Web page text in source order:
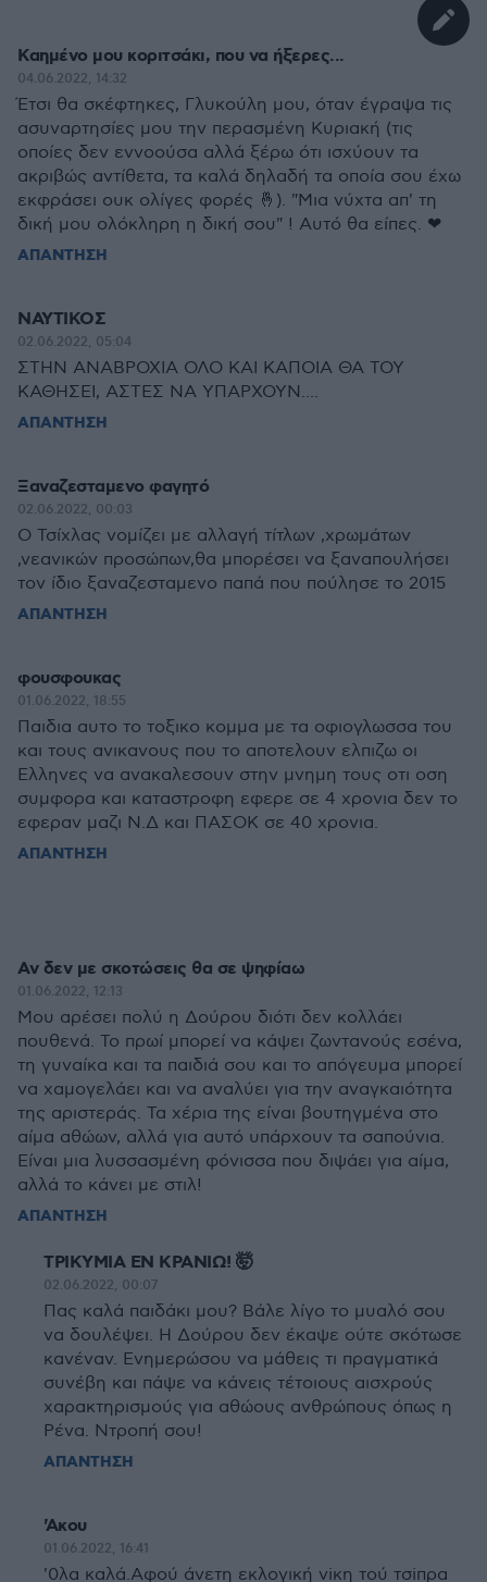
Καημένο μου κοριτσάκι, που να ήξερες...
04.06.2022, 14:32
Έτσι θα σκέφτηκες, Γλυκούλη μου, όταν έγραψα τις
ασυναρτησίες μου την περασμένη Κυριακή (τις
οποίες δεν εννοούσα αλλά ξέρω ότι ισχύουν τα
ακριβώς αντίθετα, τα καλά δηλαδή τα οποία σου έχω
εκφράσει ουκ ολίγες φορές 🤞). "Μια νύχτα απ' τη
δική μου ολόκληρη η δική σου" ! Αυτό θα είπες. ❤
ΑΠΑΝΤΗΣΗ
ΝΑΥΤΙΚΟΣ
02.06.2022, 05:04
ΣΤΗΝ ΑΝΑΒΡΟΧΙΑ ΟΛΟ ΚΑΙ ΚΑΠΟΙΑ ΘΑ ΤΟΥ
ΚΑΘΗΣΕΙ, ΑΣΤΕΣ ΝΑ ΥΠΑΡΧΟΥΝ....
ΑΠΑΝΤΗΣΗ
Ξαναζεσταμενο φαγητό
02.06.2022, 00:03
Ο Τσίχλας νομίζει με αλλαγή τίτλων ,χρωμάτων
,νεανικών προσώπων,θα μπορέσει να ξαναπουλήσει
τον ίδιο ξαναζεσταμενο παπά που πούλησε το 2015
ΑΠΑΝΤΗΣΗ
φουσφουκας
01.06.2022, 18:55
Παιδια αυτο το τοξικο κομμα με τα οφιογλωσσα του
και τους ανικανους που το αποτελουν ελπιζω οι
Ελληνες να ανακαλεσουν στην μνημη τους οτι οση
συμφορα και καταστροφη εφερε σε 4 χρονια δεν το
εφεραν μαζι Ν.Δ και ΠΑΣΟΚ σε 40 χρονια.
ΑΠΑΝΤΗΣΗ
Αν δεν με σκοτώσεις θα σε ψηφίαω
01.06.2022, 12:13
Μου αρέσει πολύ η Δούρου διότι δεν κολλάει
πουθενά. Το πρωί μπορεί να κάψει ζωντανούς εσένα,
τη γυναίκα και τα παιδιά σου και το απόγευμα μπορεί
να χαμογελάει και να αναλύει για την αναγκαιότητα
της αριστεράς. Τα χέρια της είναι βουτηγμένα στο
αίμα αθώων, αλλά για αυτό υπάρχουν τα σαπούνια.
Είναι μια λυσσασμένη φόνισσα που διψάει για αίμα,
αλλά το κάνει με στιλ!
ΑΠΑΝΤΗΣΗ
ΤΡΙΚΥΜΙΑ ΕΝ ΚΡΑΝΙΩ! 🤯
02.06.2022, 00:07
Πας καλά παιδάκι μου? Βάλε λίγο το μυαλό σου
να δουλέψει. Η Δούρου δεν έκαψε ούτε σκότωσε
κανέναν. Ενημερώσου να μάθεις τι πραγματικά
συνέβη και πάψε να κάνεις τέτοιους αισχρούς
χαρακτηρισμούς για αθώους ανθρώπους όπως η
Ρένα. Ντροπή σου!
ΑΠΑΝΤΗΣΗ
'Ακου
01.06.2022, 16:41
'0λα καλά.Αφού άνετη εκλογική νiκη τού τσiπρα